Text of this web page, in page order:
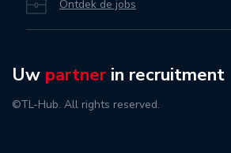
Ontdek de jobs
Uw partner in recruitment
©TL-Hub. All rights reserved.